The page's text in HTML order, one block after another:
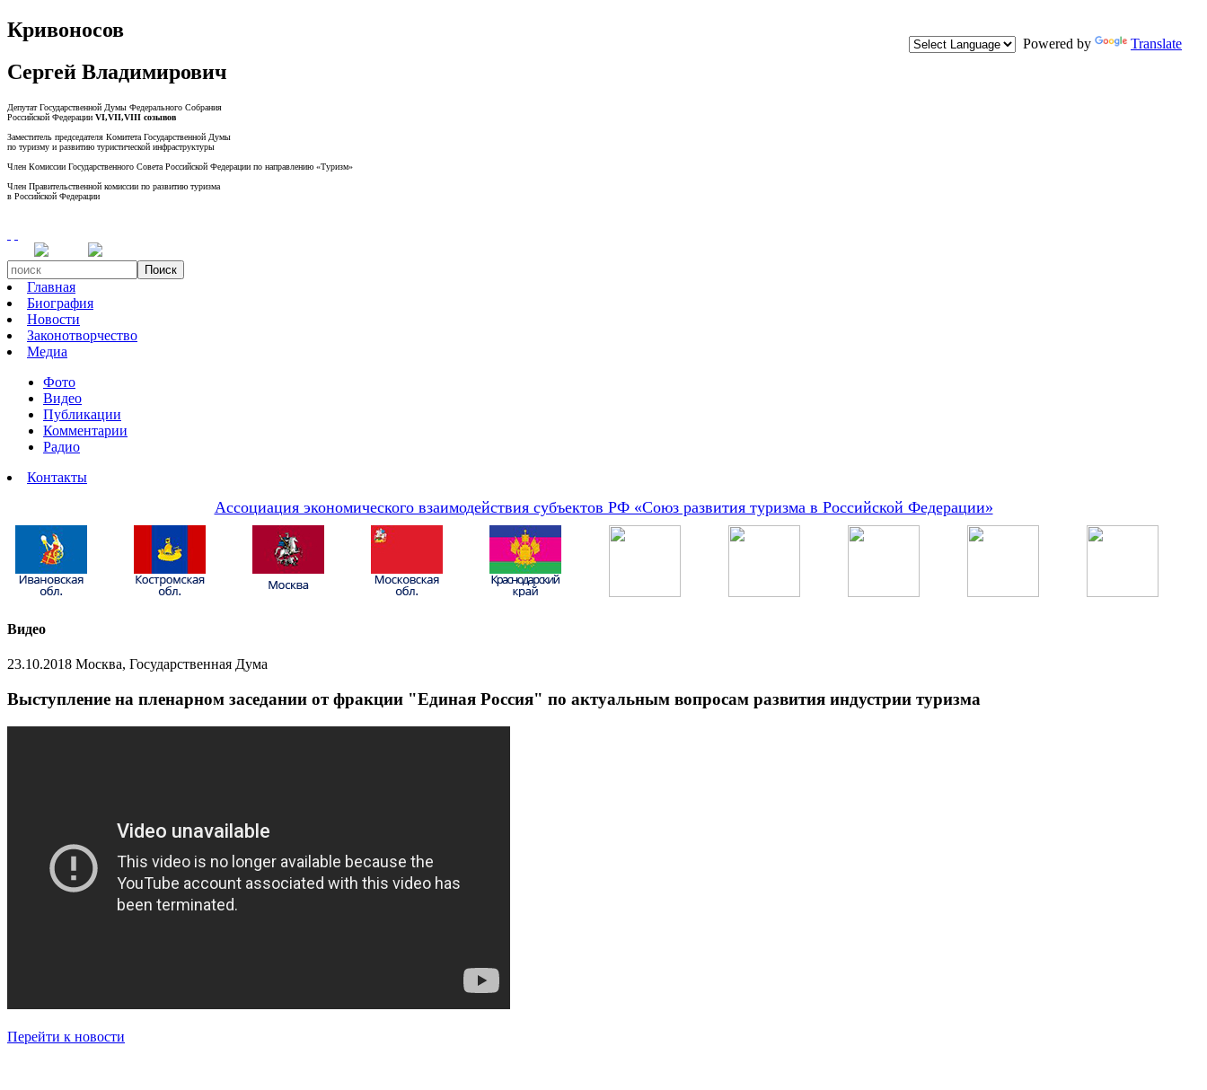
Powered by Translate
Кривоносов
Сергей Владимирович
Депутат Государственной Думы Федерального Собрания
Российской Федерации VI,VII,VIII созывов
Заместитель председателя Комитета Государственной Думы
по туризму и развитию туристической инфраструктуры
Член Комиссии Государственного Совета Российской Федерации по направлению «Туризм»
Член Правительственной комиссии по развитию туризма
в Российской Федерации
Поиск
Главная
Биография
Новости
Законотворчество
Медиа
Фото
Видео
Публикации
Комментарии
Радио
Контакты
Ассоциация экономического взаимодействия субъектов РФ «Союз развития туризма в Российской Федерации»
Видео
23.10.2018 Москва, Государственная Дума
Выступление на пленарном заседании от фракции "Единая Россия" по актуальным вопросам развития индустрии туризма
Перейти к новости